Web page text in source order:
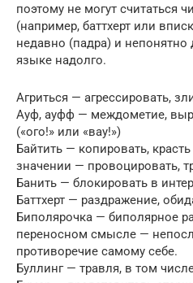
поэтому не могут считаться
(например, баттхерт или
недавно (падра) и непонятно
языке надолго.
Агриться — агрессировать,
Ауф, ауфф — междометие,
(«ого!» или «вау!»)
Байтить — копировать,
значении — провоцировать,
Банить — блокировать в
Баттхерт — раздражение,
Биполярочка — биполярное
переносном смысле —
противоречие самому себе.
Буллинг — травля, в том